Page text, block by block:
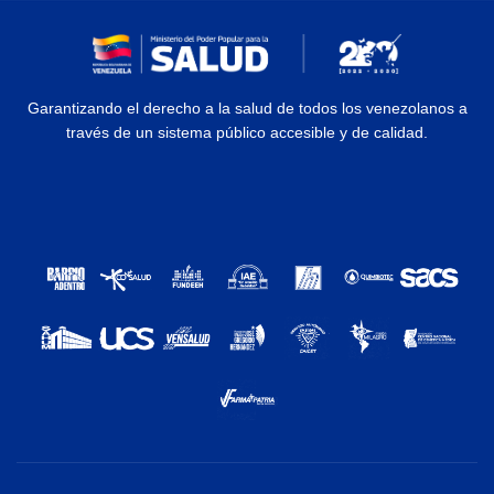
Garantizando el derecho a la salud de todos los venezolanos a
través de un sistema público accesible y de calidad.